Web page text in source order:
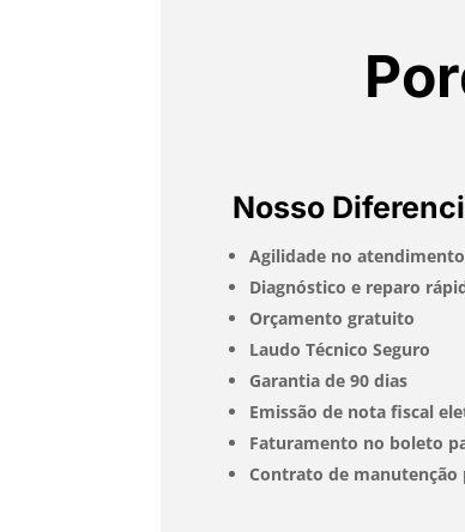
Nosso
Agilidade no atendimento
Diagnóstico e reparo
Orçamento gratuito
Laudo Técnico Seguro
Garantia de 90 dias
Emissão de nota fiscal
Faturamento no boleto
Contrato de manutenção